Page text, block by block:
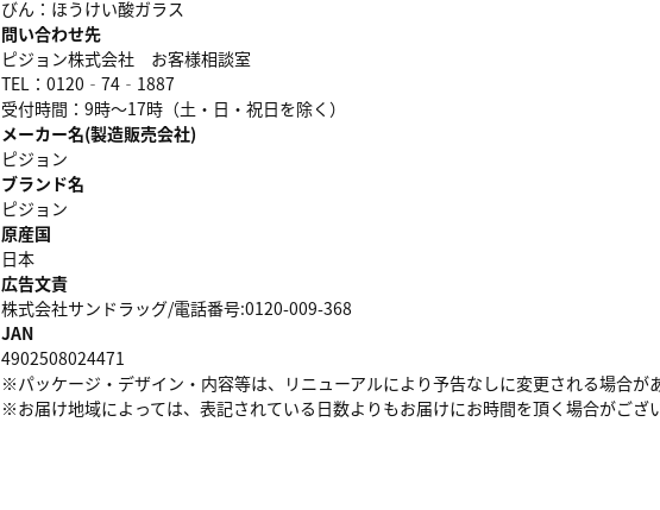
びん：ほうけい酸ガラス
問い合わせ先
ピジョン株式会社 お客様相談室
TEL：0120‐74‐1887
受付時間：9時～17時（土・日・祝日を除く）
メーカー名(製造販売会社)
ピジョン
ブランド名
ピジョン
原産国
日本
広告文責
株式会社サンドラッグ/電話番号:0120-009-368
JAN
4902508024471
※パッケージ・デザイン・内容等は、リニューアルにより予告なしに変更される場合が
※お届け地域によっては、表記されている日数よりもお届けにお時間を頂く場合がござい